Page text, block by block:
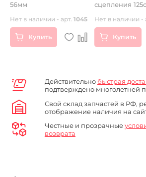
56мм
Нет в наличии - арт. 1045
Купить
сцепления
Нет в наличии -
Купить
Действительно быстрая
подтверждено многолетней
Свой склад запчастей в РФ,
отображение наличия на
Честные и прозрачные
возврата